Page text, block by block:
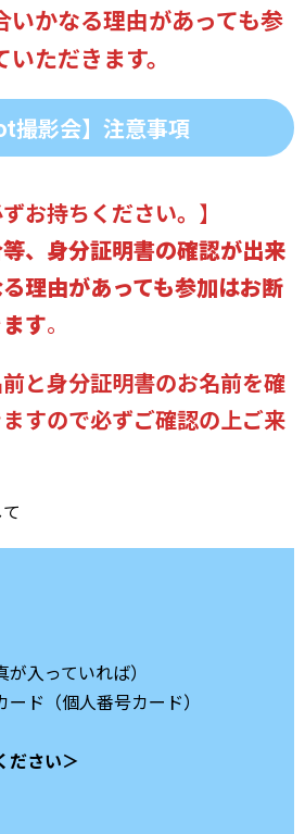
いかなる理由があっても参
ただきます。
撮影会】注意事項
お持ちください。 】
、身分証明書の確認が出来
理由があっても参加はお断
す。
と身分証明書のお名前を確
すので必ずご確認の上ご来
入っていれば）
ード（個人番号カード）
ださい＞